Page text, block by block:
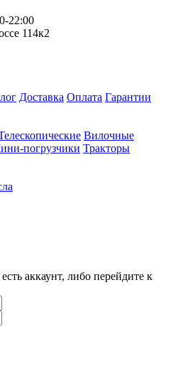
22:00
114к2
Доставка Оплата Гарантии
Вилочные
погрузчики Тракторы
аккаунт, либо перейдите к